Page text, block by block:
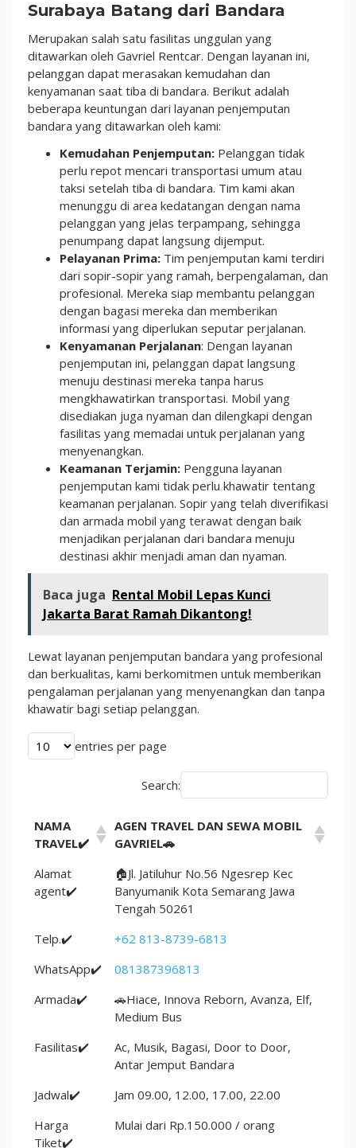
Surabaya Batang dari Bandara
Merupakan salah satu fasilitas unggulan yang
ditawarkan oleh Gavriel Rentcar. Dengan layanan ini,
pelanggan dapat merasakan kemudahan dan
kenyamanan saat tiba di bandara. Berikut adalah
beberapa keuntungan dari layanan penjemputan
bandara yang ditawarkan oleh kami:
Kemudahan Penjemputan: Pelanggan tidak
perlu repot mencari transportasi umum atau
taksi setelah tiba di bandara. Tim kami akan
menunggu di area kedatangan dengan nama
pelanggan yang jelas terpampang, sehingga
penumpang dapat langsung dijemput.
Pelayanan Prima: Tim penjemputan kami terdiri
dari sopir-sopir yang ramah, berpengalaman, dan
profesional. Mereka siap membantu pelanggan
dengan bagasi mereka dan memberikan
informasi yang diperlukan seputar perjalanan.
Kenyamanan Perjalanan: Dengan layanan
penjemputan ini, pelanggan dapat langsung
menuju destinasi mereka tanpa harus
mengkhawatirkan transportasi. Mobil yang
disediakan juga nyaman dan dilengkapi dengan
fasilitas yang memadai untuk perjalanan yang
menyenangkan.
Keamanan Terjamin: Pengguna layanan
penjemputan kami tidak perlu khawatir tentang
keamanan perjalanan. Sopir yang telah diverifikasi
dan armada mobil yang terawat dengan baik
menjadikan perjalanan dari bandara menuju
destinasi akhir menjadi aman dan nyaman.
Baca juga Rental Mobil Lepas Kunci
Jakarta Barat Ramah Dikantong!
Lewat layanan penjemputan bandara yang profesional
dan berkualitas, kami berkomitmen untuk memberikan
pengalaman perjalanan yang menyenangkan dan tanpa
khawatir bagi setiap pelanggan.
entries per page
Search:
NAMA
TRAVEL✔️
AGEN TRAVEL DAN SEWA MOBIL
GAVRIEL🚗
Alamat
agent✔️
🏠Jl. Jatiluhur No.56 Ngesrep Kec
Banyumanik Kota Semarang Jawa
Tengah 50261
Telp.✔️
+62 813-8739-6813
WhatsApp✔️
081387396813
Armada✔️
🚗Hiace, Innova Reborn, Avanza, Elf,
Medium Bus
Fasilitas✔️
Ac, Musik, Bagasi, Door to Door,
Antar Jemput Bandara
Jadwal✔️
Jam 09.00, 12.00, 17.00, 22.00
Harga
Tiket✔️
Mulai dari Rp.150.000 / orang